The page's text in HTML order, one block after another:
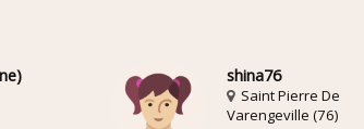
shina76
Saint Pierre De
Varengeville (76)